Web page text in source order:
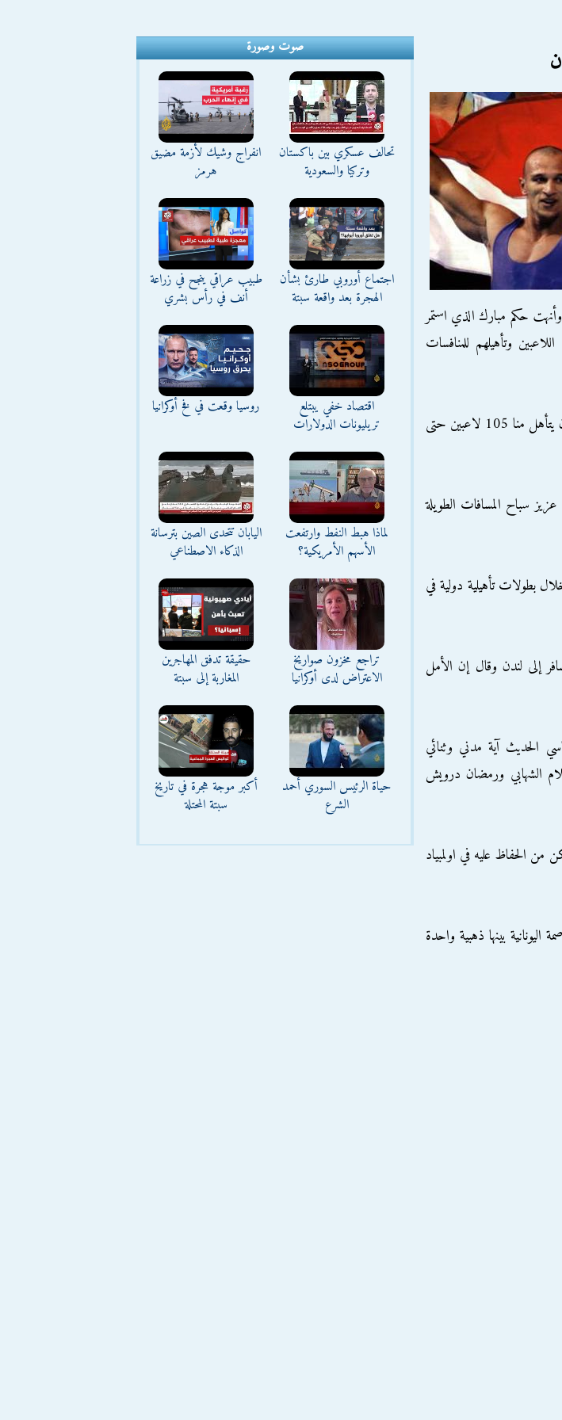
والأمنية التي مرت بها البلاد في أعقاب الانتفاضة التي اندلعت في يناير 2011 وأنهت حكم مبارك الذي استمر
وتأهيلهم للمنافسات
وأضاف شكري لرويترز "تأثرنا سلبا من توقف النشاط الرياضي لكننا نجحنا في ان يتأهل منا 105 لاعبين حتى
لاعبة كان آخرهم مازن عزيز سباح المسافات الطويلة
عدد المتأهلين الى 110 رياضيين من خلال بطولات تأهيلية دولية في
إلى لندن وقال إن الأمل
الحديث آية مدني وثنائي
الشهابي ورمضان درويش
الذي حققناه في اثينا 2004 والذي لم نتمكن من الحفاظ عليه في اولمبياد
إلى حصول مصر على خمس ميداليات في ألعاب 2004 بالعاصمة اليونانية بينها ذهبية واحدة
صوت وصورة
تحالف عسكري بين باكستان
وتركيا والسعودية
انفراج وشيك لأزمة مضيق
هرمز
اجتماع أوروبي طارئ بشأن
الهجرة بعد واقعة سبتة
طبيب عراقي ينجح في زراعة
أنف في رأس بشري
اقتصاد خفي يبتلع
تريليونات الدولارات
روسيا وقعت في فخ أوكرانيا
لماذا هبط النفط وارتفعت
الأسهم الأمريكية؟
اليابان تتحدى الصين بترسانة
الذكاء الاصطناعي
تراجع مخزون صواريخ
الاعتراض لدى أوكرانيا
حقيقة تدفق المهاجرين
المغاربة إلى سبتة
حياة الرئيس السوري أحمد
الشرع
أكبر موجة هجرة في تاريخ
سبتة المحتلة